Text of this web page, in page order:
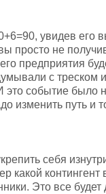
увидев его
просто не
предприятия
с треском
это событие было
изменить путь и
себя
какой контингент
Это все